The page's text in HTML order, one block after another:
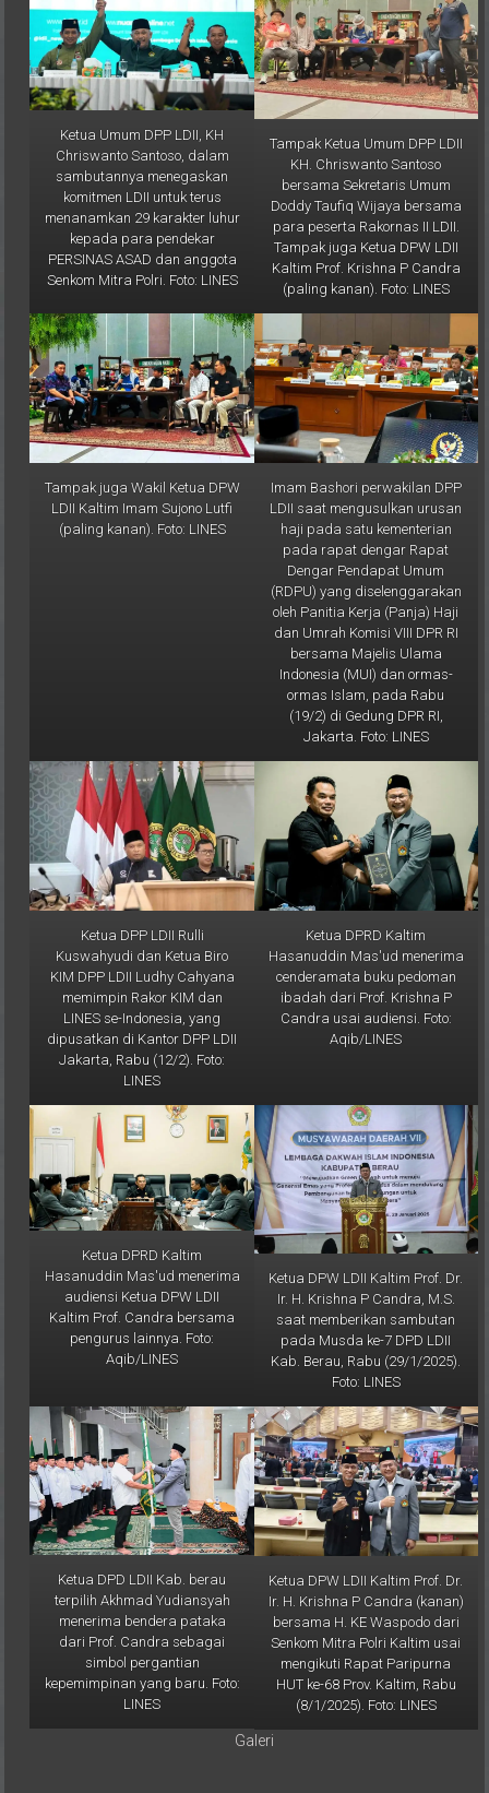
Ketua Umum DPP LDII, KH
Chriswanto Santoso, dalam
sambutannya menegaskan
komitmen LDII untuk terus
menanamkan 29 karakter luhur
kepada para pendekar
PERSINAS ASAD dan anggota
Senkom Mitra Polri. Foto: LINES
Tampak Ketua Umum DPP LDII
KH. Chriswanto Santoso
bersama Sekretaris Umum
Doddy Taufiq Wijaya bersama
para peserta Rakornas II LDII.
Tampak juga Ketua DPW LDII
Kaltim Prof. Krishna P Candra
(paling kanan). Foto: LINES
Tampak juga Wakil Ketua DPW
LDII Kaltim Imam Sujono Lutfi
(paling kanan). Foto: LINES
Imam Bashori perwakilan DPP
LDII saat mengusulkan urusan
haji pada satu kementerian
pada rapat dengar Rapat
Dengar Pendapat Umum
(RDPU) yang diselenggarakan
oleh Panitia Kerja (Panja) Haji
dan Umrah Komisi VIII DPR RI
bersama Majelis Ulama
Indonesia (MUI) dan ormas-
ormas Islam, pada Rabu
(19/2) di Gedung DPR RI,
Jakarta. Foto: LINES
Ketua DPP LDII Rulli
Kuswahyudi dan Ketua Biro
KIM DPP LDII Ludhy Cahyana
memimpin Rakor KIM dan
LINES se-Indonesia, yang
dipusatkan di Kantor DPP LDII
Jakarta, Rabu (12/2). Foto:
LINES
Ketua DPRD Kaltim
Hasanuddin Mas'ud menerima
cenderamata buku pedoman
ibadah dari Prof. Krishna P
Candra usai audiensi. Foto:
Aqib/LINES
Ketua DPRD Kaltim
Hasanuddin Mas'ud menerima
audiensi Ketua DPW LDII
Kaltim Prof. Candra bersama
pengurus lainnya. Foto:
Aqib/LINES
Ketua DPW LDII Kaltim Prof. Dr.
Ir. H. Krishna P Candra, M.S.
saat memberikan sambutan
pada Musda ke-7 DPD LDII
Kab. Berau, Rabu (29/1/2025).
Foto: LINES
Ketua DPD LDII Kab. berau
terpilih Akhmad Yudiansyah
menerima bendera pataka
dari Prof. Candra sebagai
simbol pergantian
kepemimpinan yang baru. Foto:
LINES
Ketua DPW LDII Kaltim Prof. Dr.
Ir. H. Krishna P Candra (kanan)
bersama H. KE Waspodo dari
Senkom Mitra Polri Kaltim usai
mengikuti Rapat Paripurna
HUT ke-68 Prov. Kaltim, Rabu
(8/1/2025). Foto: LINES